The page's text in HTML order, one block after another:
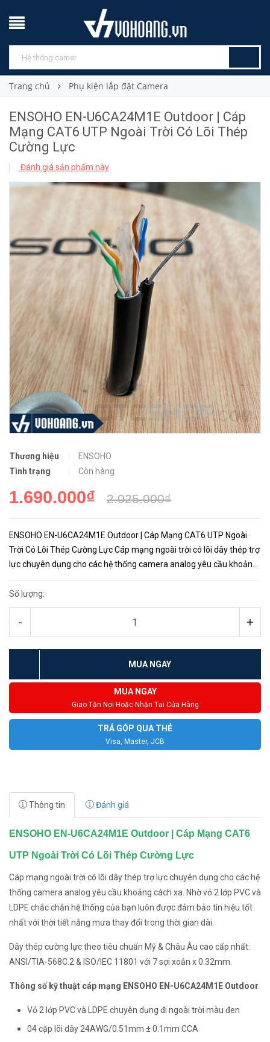
Trang chủ Phụ kiện lắp đặt Camera
ENSOHO EN-U6CA24M1E Outdoor | Cáp
Mạng CAT6 UTP Ngoài Trời Có Lõi Thép
Cường Lực
Đánh giá sản phẩm này
Thương hiệu
ENSOHO
Tình trạng
Còn hàng
1.690.000₫ 2.025.000₫
ENSOHO EN-U6CA24M1E Outdoor | Cáp Mạng CAT6 UTP Ngoài
Trời Có Lõi Thép Cường Lực Cáp mạng ngoài trời có lõi dây thép trợ
lực chuyên dụng cho các hệ thống camera analog yêu cầu khoảng
luô...
Số lượng:
- +
MUA NGAY
MUA NGAY
Giao Tận Nơi Hoặc Nhận Tại Cửa Hàng
TRẢ GÓP QUA THẺ
Visa, Master, JCB
Thông tin Đánh giá
ENSOHO EN-U6CA24M1E Outdoor | Cáp Mạng CAT6
UTP Ngoài Trời Có Lõi Thép Cường Lực
Cáp mạng ngoài trời có lõi dây thép trợ lực chuyên dụng cho các hệ
thống camera analog yêu cầu khoảng cách xa. Nhờ vỏ 2 lớp PVC và
LDPE chắc chắn hệ thống của bạn luôn được đảm bảo tín hiệu tốt
nhất với thời tiết nắng mưa thay đổi trong thời gian dài.
Dây thép cường lực theo tiêu chuẩn Mỹ & Châu Âu cao cấp nhất:
ANSI/TIA-568C.2 & ISO/IEC 11801 với 7 sợi xoắn x 0.32mm.
Thông số kỹ thuật cáp mạng ENSOHO EN-U6CA24M1E Outdoor
Vỏ 2 lớp PVC và LDPE chuyên dụng đi ngoài trời màu đen
04 cặp lõi dây 24AWG/0.51mm ± 0.1mm CCA